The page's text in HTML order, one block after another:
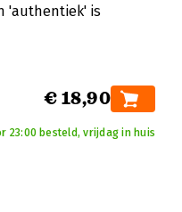
'authentiek' is
€ 18,90
23:00 besteld, vrijdag in huis